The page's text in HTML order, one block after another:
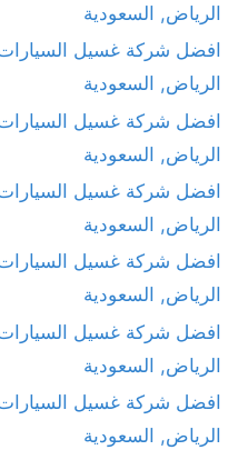
الرياض, السعودية
افضل شركة غسيل السيارات
الرياض, السعودية
افضل شركة غسيل السيارات
الرياض, السعودية
افضل شركة غسيل السيارات
الرياض, السعودية
افضل شركة غسيل
الرياض, السعودية
افضل شركة غسيل السيارات
الرياض, السعودية
افضل شركة غسيل السيارات
الرياض, السعودية